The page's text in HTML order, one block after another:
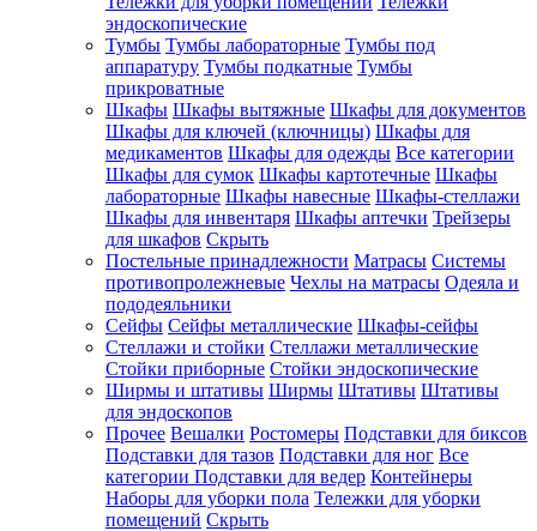
эндоскопические
Тумбы Тумбы лабораторные Тумбы под
аппаратуру Тумбы подкатные Тумбы
прикроватные
Шкафы Шкафы вытяжные Шкафы для документов
Шкафы для ключей (ключницы) Шкафы для
медикаментов Шкафы для одежды Все категории
Шкафы для сумок Шкафы картотечные Шкафы
лабораторные Шкафы навесные Шкафы-стеллажи
Шкафы для инвентаря Шкафы аптечки Трейзеры
для шкафов Скрыть
Постельные принадлежности Матрасы Системы
противопролежневые Чехлы на матрасы Одеяла и
пододеяльники
Сейфы Сейфы металлические Шкафы-сейфы
Стеллажи и стойки Стеллажи металлические
Стойки приборные Стойки эндоскопические
Ширмы и штативы Ширмы Штативы Штативы
для эндоскопов
Прочее Вешалки Ростомеры Подставки для биксов
Подставки для тазов Подставки для ног Все
категории Подставки для ведер Контейнеры
Наборы для уборки пола Тележки для уборки
помещений Скрыть